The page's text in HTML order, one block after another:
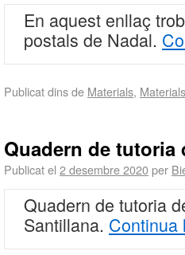
En aquest enllaç
postals de Nadal.
Publicat dins de Materials, Materials
Quadern de tutoria
Publicat el 2 desembre 2020per
Quadern de tutoria
Santillana.